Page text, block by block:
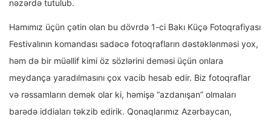
nəzərdə tutulub.
Hamımız üçün çətin olan bu dövrdə 1-ci Bakı Küçə Fotoqrafiyası
Festivalının komandası sadəcə fotoqrafların dəstəklənməsi yox,
həm də bir müəllif kimi öz sözlərini deməsi üçün onlara
meydança yaradılmasını çox vacib hesab edir. Biz fotoqraflar
və rəssamların demək olar ki, həmişə “azdanışan” olmaları
barədə iddiaları təkzib edirik. Qonaqlarımız Azərbaycan,